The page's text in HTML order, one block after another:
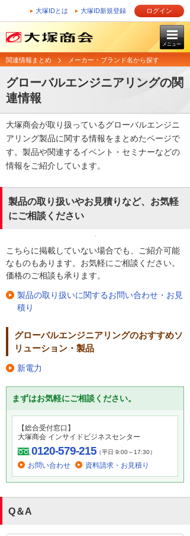
大塚IDとは 大塚ID新規登録 ログイン
メニュー
関連情報まとめ メーカー・ブランド名から探す
グローバルエンジニアリングの関
連情報
大塚商会が取り扱っているグローバルエンジニ
アリング製品に関する情報をまとめたページで
す。製品や関連するイベント・セミナーなどの
情報をご紹介しています。
製品の取り扱いやお見積りなど、お気軽
にご相談ください
こちらに掲載していない場合でも、ご紹介可能
なものもあります。お気軽にご相談ください。
価格のご相談も承ります。
製品の取り扱いに関するお問い合わせ・お見
積り
グローバルエンジニアリングのおすすめソ
リューション・製品
新電力
まずはお気軽にご相談ください。
【総合受付窓口】
大塚商会 インサイドビジネスセンター
0120-579-215（平日 9:00～17:30）
お問い合わせ 資料請求・お見積り
Q＆A